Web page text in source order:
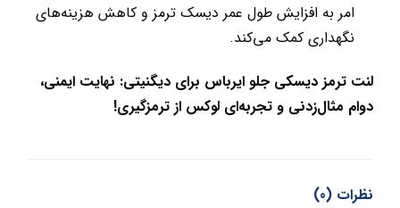
امر به افزایش طول عمر دیسک ترمز و کاهش هزینه‌های
نگهداری کمک می‌کند.
لنت ترمز دیسکی جلو ایرباس برای دیگنیتی: نهایت ایمنی،
دوام مثال‌زدنی و تجربه‌ای لوکس از ترمزگیری!
نظرات (0)